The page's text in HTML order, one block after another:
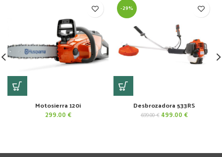
Motosierra 120i
299.00 €
-29%
Desbrozadora 533RS
699.00€ El
499.00 €El